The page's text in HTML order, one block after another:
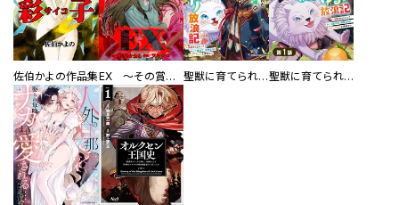
佐伯かよの作品集 EX ～その賞金稼ぎは、世界の出口を探す～【単行本版】 聖獣に育てられた少年の異世界ゆるり放浪記～神様からもらったチート魔法で、仲間たちとスローライフを満喫中～ 聖獣に育てられた少年の異世界ゆるり放浪記～神様からもらったチート魔法で、仲間たちとスローライフを満喫中～【分冊版】